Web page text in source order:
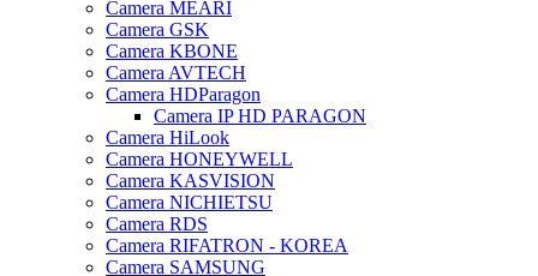
Camera MEARI
Camera GSK
Camera KBONE
Camera AVTECH
Camera HDParagon
Camera IP HD PARAGON
Camera HiLook
Camera HONEYWELL
Camera KASVISION
Camera NICHIETSU
Camera RDS
Camera RIFATRON - KOREA
Camera SAMSUNG